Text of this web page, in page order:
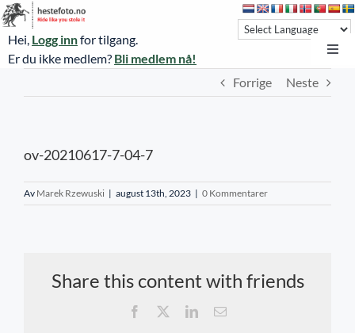
Skip
to
content
Hei, Logg innfor tilgang.
Er du ikke medlem? Bli medlem nå!
Øvrevoll treningsdager
NoARK
Forrige Neste
ov-20210617-7-04-7
Av Marek Rzewuski | august 13th, 2023 | 0 Kommentarer
Share this content with friends
Facebook LinkedIn
E-